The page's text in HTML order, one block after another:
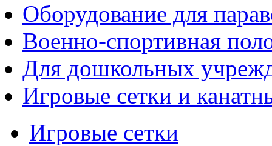
Оборудование для
Военно-спортивная
Для дошкольных
Игровые сетки и
Игровые сетки